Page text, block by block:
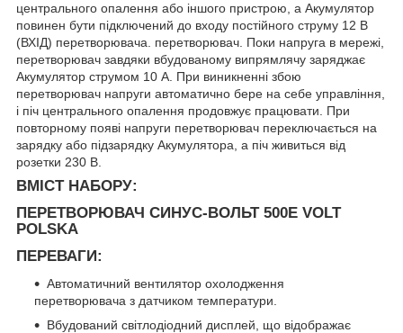
центрального опалення або іншого пристрою, а Акумулятор
повинен бути підключений до входу постійного струму 12 В
(ВХІД) перетворювача. перетворювач. Поки напруга в мережі,
перетворювач завдяки вбудованому випрямлячу заряджає
Акумулятор струмом 10 А. При виникненні збою
перетворювач напруги автоматично бере на себе управління,
і піч центрального опалення продовжує працювати. При
повторному появі напруги перетворювач переключається на
зарядку або підзарядку Акумулятора, а піч живиться від
розетки 230 В.
ВМІСТ НАБОРУ:
ПЕРЕТВОРЮВАЧ СИНУС-ВОЛЬТ 500E VOLT
POLSKA
ПЕРЕВАГИ:
Автоматичний вентилятор охолодження
перетворювача з датчиком температури.
Вбудований світлодіодний дисплей, що відображає